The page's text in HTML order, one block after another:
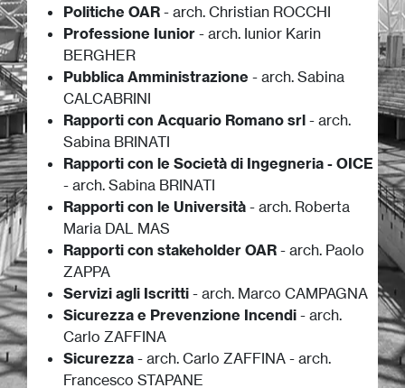
Politiche OAR - arch. Christian ROCCHI
Professione Iunior - arch. Iunior Karin
BERGHER
Pubblica Amministrazione - arch. Sabina
CALCABRINI
Rapporti con Acquario Romano srl - arch.
Sabina BRINATI
Rapporti con le Società di Ingegneria - OICE
- arch. Sabina BRINATI
Rapporti con le Università - arch. Roberta
Maria DAL MAS
Rapporti con stakeholder OAR - arch. Paolo
ZAPPA
Servizi agli Iscritti - arch. Marco CAMPAGNA
Sicurezza e Prevenzione Incendi - arch.
Carlo ZAFFINA
Sicurezza - arch. Carlo ZAFFINA - arch.
Francesco STAPANE